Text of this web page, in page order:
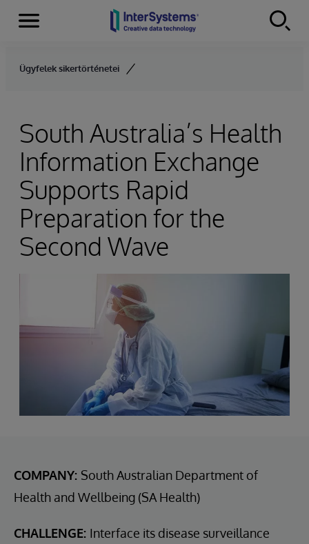
Skip to content
Menu
Ügyfelek sikertörténetei
South Australia’s Health
Information Exchange
Supports Rapid
Preparation for the
Second Wave
COMPANY: South Australian Department of
Health and Wellbeing (SA Health)
CHALLENGE: Interface its disease surveillance